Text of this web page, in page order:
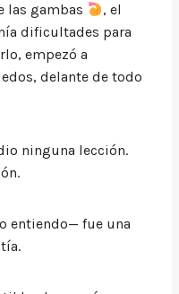
las gambas
, el
dificultades para
empezó a
delante de todo
ninguna lección.
entiendo— fue una